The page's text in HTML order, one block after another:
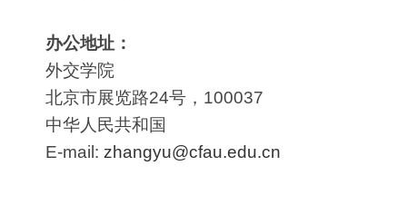
办公地址：
外交学院
北京市展览路24号，100037
中华人民共和国
E-mail: zhangyu@cfau.edu.cn